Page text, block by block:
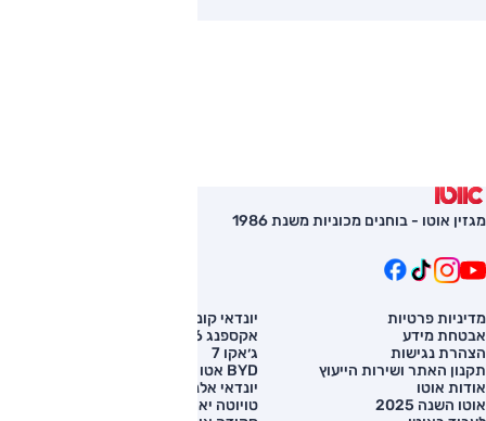
מגזין אוטו - בוחנים מכוניות משנת 1986
מדיניות פרטיות
אבטחת מידע
הצהרת נגישות
תקנון האתר ושירות הייעוץ
אודות אוטו
אוטו השנה 2025
יונדאי קונה
אקספנג G6
ג׳אקו 7
BYD אטו 3
יונדאי אלנטרה
טויוטה יאריס קרוס